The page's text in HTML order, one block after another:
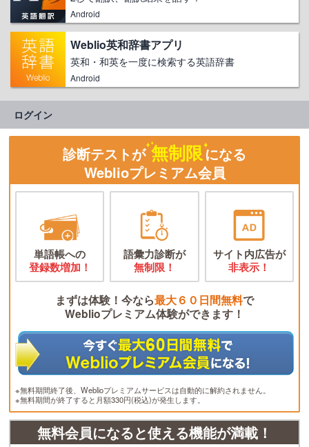
Android
Weblio英和辞書アプリ
英和・和英を一度に検索する英語辞書
Android
ログイン
診断テストが 無制限になる
Weblioプレミアム会員
単語帳への
登録数増加！
語彙力診断が
無制限！
サイト内広告が
非表示！
まずは体験！今なら最大６０日間無料で
Weblioプレミアム体験ができます！
※無料期間終了後、Weblioプレミアムサービスは自動的に解約されません。
※無料期間が終了すると月額330円(税込)が発生します。
無料会員になると使える機能が満載！